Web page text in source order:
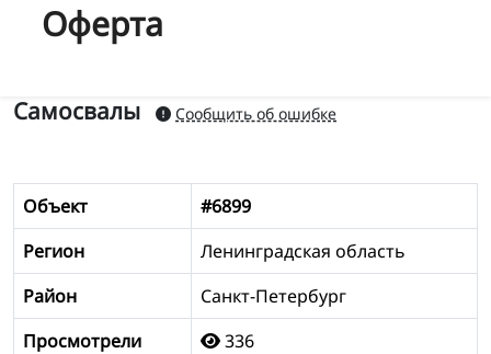
Оферта
Самосвалы Сообщить об ошибке
Объект
#6899
Регион
Ленинградская область
Район
Санкт-Петербург
Просмотрели
336